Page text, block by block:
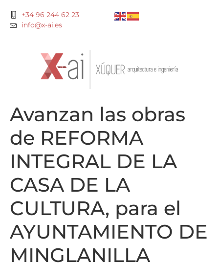
+34 96 244 62 23
info@x-ai.es
Avanzan las obras
de REFORMA
INTEGRAL DE LA
CASA DE LA
CULTURA, para el
AYUNTAMIENTO DE
MINGLANILLA